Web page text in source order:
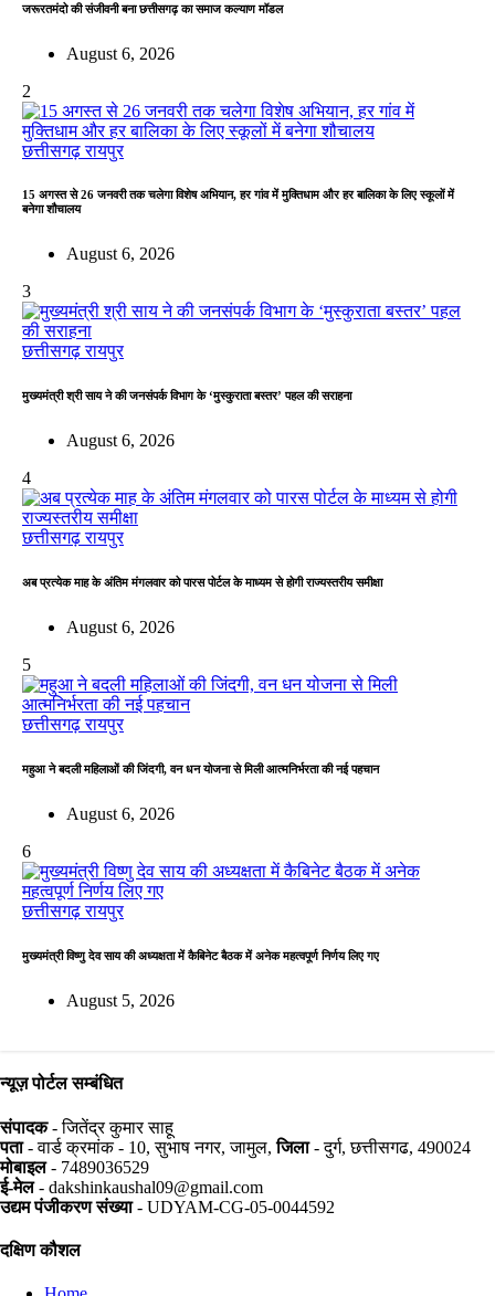
जरूरतमंदो की संजीवनी बना छत्तीसगढ़ का समाज कल्याण मॉडल
August 6, 2026
2
छत्तीसगढ़रायपुर
15 अगस्त से 26 जनवरी तक चलेगा विशेष अभियान, हर गांव में मुक्तिधाम और हर बालिका के लिए स्कूलों में
बनेगा शौचालय
August 6, 2026
3
छत्तीसगढ़रायपुर
मुख्यमंत्री श्री साय ने की जनसंपर्क विभाग के ‘मुस्कुराता बस्तर’ पहल की सराहना
August 6, 2026
4
छत्तीसगढ़रायपुर
अब प्रत्येक माह के अंतिम मंगलवार को पारस पोर्टल के माध्यम से होगी राज्यस्तरीय समीक्षा
August 6, 2026
5
छत्तीसगढ़रायपुर
महुआ ने बदली महिलाओं की जिंदगी, वन धन योजना से मिली आत्मनिर्भरता की नई पहचान
August 6, 2026
6
छत्तीसगढ़रायपुर
मुख्यमंत्री विष्णु देव साय की अध्यक्षता में कैबिनेट बैठक में अनेक महत्वपूर्ण निर्णय लिए गए
August 5, 2026
न्यूज़ पोर्टल सम्बंधित
संपादक- जितेंद्र कुमार साहू
पता- वार्ड क्रमांक - 10, सुभाष नगर, जामुल,जिला- दुर्ग, छत्तीसगढ, 490024
मोबाइल- 7489036529
ई-मेल- dakshinkaushal09@gmail.com
उद्यम पंजीकरण संख्या- UDYAM-CG-05-0044592
दक्षिण कौशल